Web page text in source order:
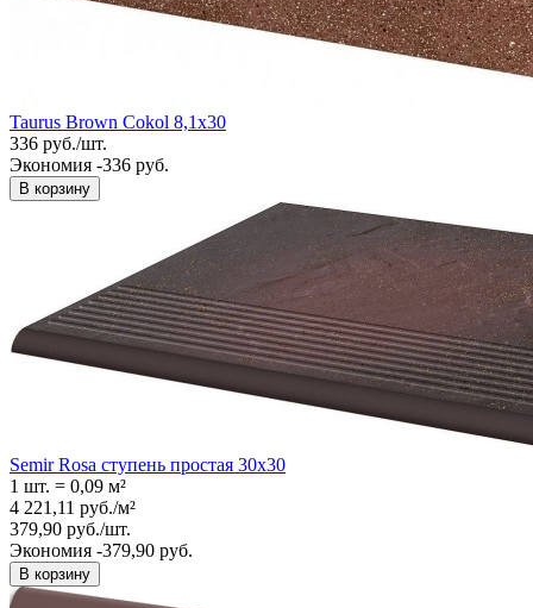
Taurus Brown Cokol 8,1x30
336 руб./шт.
Экономия -336 руб.
В корзину
Semir Rosa ступень простая 30x30
1 шт. = 0,09 м²
4 221,11 руб./м²
379,90 руб./шт.
Экономия -379,90 руб.
В корзину